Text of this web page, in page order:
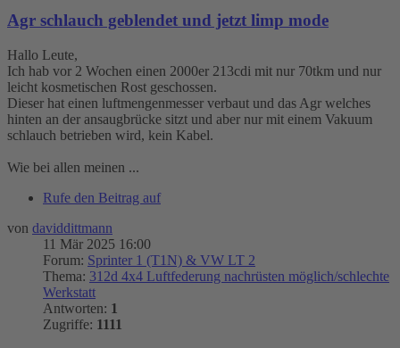
Agr schlauch geblendet und jetzt limp mode
Hallo Leute,
Ich hab vor 2 Wochen einen 2000er 213cdi mit nur 70tkm und nur
leicht kosmetischen Rost geschossen.
Dieser hat einen luftmengenmesser verbaut und das Agr welches
hinten an der ansaugbrücke sitzt und aber nur mit einem Vakuum
schlauch betrieben wird, kein Kabel.
Wie bei allen meinen ...
Rufe den Beitrag auf
von daviddittmann
11 Mär 2025 16:00
Forum: Sprinter 1 (T1N) & VW LT 2
Thema: 312d 4x4 Luftfederung nachrüsten möglich/schlechte
Werkstatt
Antworten: 1
Zugriffe: 1111